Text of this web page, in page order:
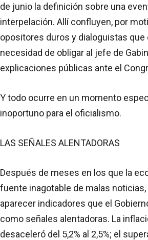
de junio la definición sobre una
interpelación. Allí confluyen, por
opositores duros y dialoguistas que
necesidad de obligar al jefe de
explicaciones públicas ante el
Y todo ocurre en un momento
inoportuno para el oficialismo.
LAS SEÑALES ALENTADORAS
Después de meses en los que la
fuente inagotable de malas
aparecer indicadores que el
como señales alentadoras. La
desaceleró del 5,2% al 2,5%; el